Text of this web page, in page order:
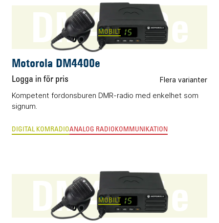
DM4400e
MOBILT
Motorola DM4400e
Logga in för pris Flera varianter
Kompetent fordonsburen DMR-radio med enkelhet som
signum.
DIGITAL KOMRADIOANALOG RADIOKOMMUNIKATION
DM4401e
MOBILT